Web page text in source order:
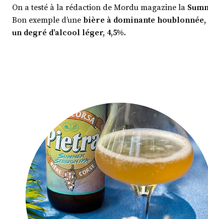
On a testé à la rédaction de Mordu magazine la
Bon exemple d’une bière à dominante
un degré d’alcool léger, 4,5%.